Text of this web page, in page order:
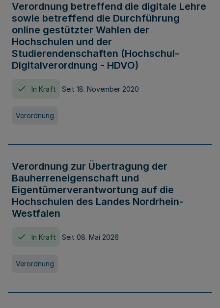
Verordnung betreffend die digitale Lehre
sowie betreffend die Durchführung
online gestützter Wahlen der
Hochschulen und der
Studierendenschaften (Hochschul-
Digitalverordnung - HDVO)
In Kraft Seit 18. November 2020
Verordnung
Verordnung zur Übertragung der
Bauherreneigenschaft und
Eigentümerverantwortung auf die
Hochschulen des Landes Nordrhein-
Westfalen
In Kraft Seit 08. Mai 2026
Verordnung